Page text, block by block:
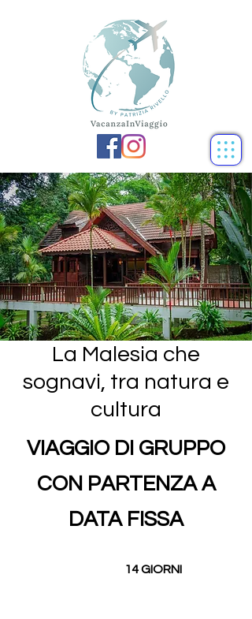
La Malesia che
sognavi, tra natura e
cultura
VIAGGIO DI GRUPPO
CON PARTENZA A
DATA FISSA
14 GIORNI